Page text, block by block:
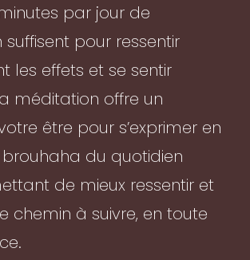
par jour de
pour ressentir
les effets et se sentir
méditation offre un
être pour s’exprimer en
du quotidien
de mieux ressentir et
chemin à suivre, en toute